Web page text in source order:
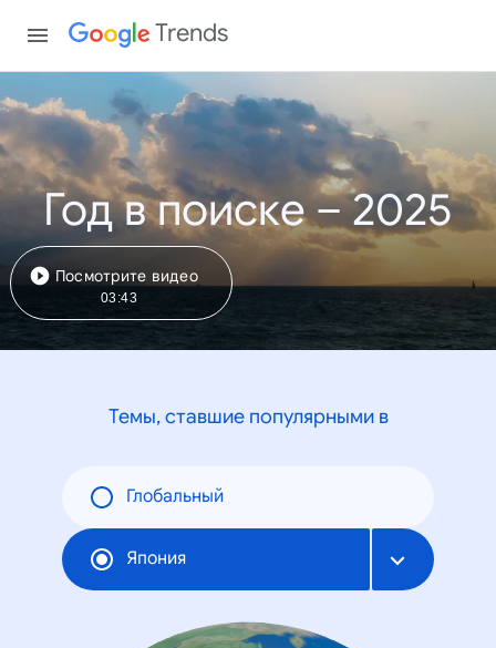
Trends
Год в поиске – 2025
Посмотрите видео
03:43
Темы, ставшие популярными в
Глобальный
Япония